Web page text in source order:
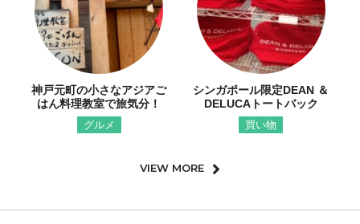
神戸元町の小さなアジアご
はん料理教室で旅気分！
グルメ
シンガポール限定DEAN ＆
DELUCAトートバック
買い物
VIEW MORE